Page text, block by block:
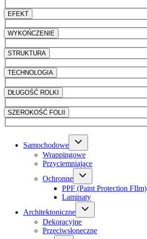
EFEKT
WYKOŃCZENIE
STRUKTURA
TECHNOLOGIA
DŁUGOŚĆ ROLKI
SZEROKOŚĆ FOLII
Samochodowe
Wrappingowe
Przyciemniające
Ochronne
PPF (Paint Protection FIlm)
Laminaty
Architektoniczne
Dekoracyjne
Przeciwsłoneczne